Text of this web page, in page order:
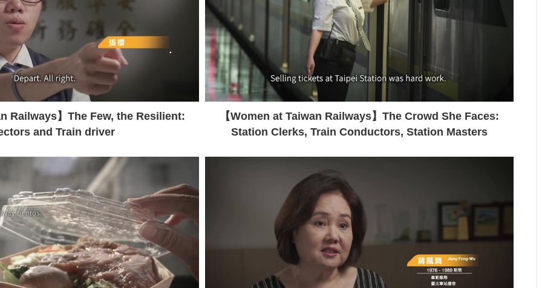
Railways】The Few, the Resilient:
and Train driver
【Women at Taiwan Railways】The Crowd She Faces:
Station Clerks, Train Conductors, Station Masters